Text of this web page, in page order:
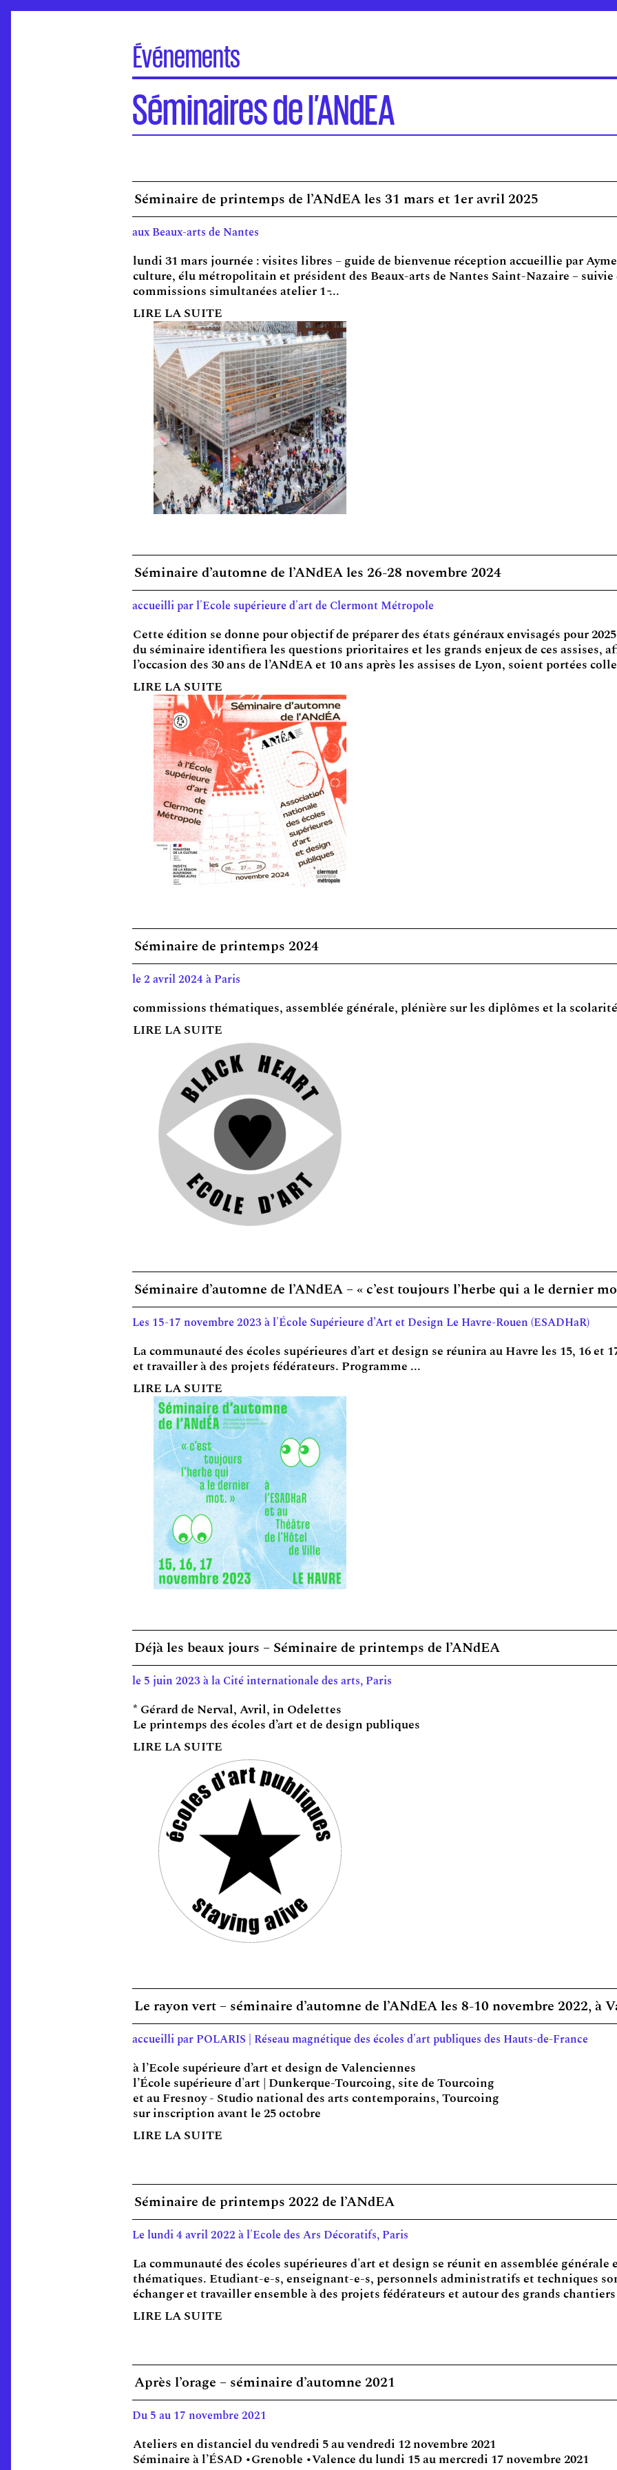
Événements
Portes Ouvertes
Visite virtuelle des écoles
EuroFabrique
Événements
Séminaires de l’ANdEA
Séminaire de printemps de l’ANdEA les 31 mars et 1er avril 2025
aux Beaux-arts de Nantes
lundi 31 mars journée : visites libres – guide de bienvenue réception accueillie par
culture, élu métropolitain et président des Beaux-arts de Nantes Saint-Nazaire –
commissions simultanées atelier 1 ̵...
LIRE LA SUITE
Séminaire d’automne de l’ANdEA les 26-28 novembre 2024
accueilli par l'Ecole supérieure d'art de Clermont Métropole
Cette édition se donne pour objectif de préparer des états généraux envisagés pour
du séminaire identifiera les questions prioritaires et les grands enjeux de ces assises,
l’occasion des 30 ans de l’ANdEA et 10 ans après les assises de Lyon, soient portées
LIRE LA SUITE
Séminaire de printemps 2024
le 2 avril 2024 à Paris
commissions thématiques, assemblée générale, plénière sur les diplômes et la scolarité
LIRE LA SUITE
Séminaire d’automne de l’ANdEA – « c’est toujours l’herbe qui a le dernier
Les 15-17 novembre 2023 à l'École Supérieure d’Art et Design Le Havre-Rouen (ESADHaR)
La communauté des écoles supérieures d’art et design se réunira au Havre les 15, 16 et
et travailler à des projets fédérateurs. Programme ...
LIRE LA SUITE
Déjà les beaux jours – Séminaire de printemps de l’ANdEA
le 5 juin 2023 à la Cité internationale des arts, Paris
* Gérard de Nerval, Avril, in Odelettes
Le printemps des écoles d’art et de design publiques
LIRE LA SUITE
Le rayon vert – séminaire d’automne de l’ANdEA les 8-10 novembre 2022, à
accueilli par POLARIS | Réseau magnétique des écoles d'art publiques des Hauts-de-France
à l’Ecole supérieure d’art et design de Valenciennes
l’École supérieure d'art | Dunkerque-Tourcoing, site de Tourcoing
et au Fresnoy - Studio national des arts contemporains, Tourcoing
sur inscription avant le 25 octobre
LIRE LA SUITE
Séminaire de printemps 2022 de l’ANdEA
Le lundi 4 avril 2022 à l'Ecole des Ars Décoratifs, Paris
La communauté des écoles supérieures d'art et design se réunit en assemblée générale
thématiques. Etudiant-e-s, enseignant-e-s, personnels administratifs et techniques
échanger et travailler ensemble à des projets fédérateurs et autour des grands
LIRE LA SUITE
Après l’orage – séminaire d’automne 2021
Du 5 au 17 novembre 2021
Ateliers en distanciel du vendredi 5 au vendredi 12 novembre 2021
Séminaire à l’ÉSAD •Grenoble •Valence du lundi 15 au mercredi 17 novembre 2021